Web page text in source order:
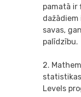
pamatā ir
savas,
palīdzību.
2.
Levels